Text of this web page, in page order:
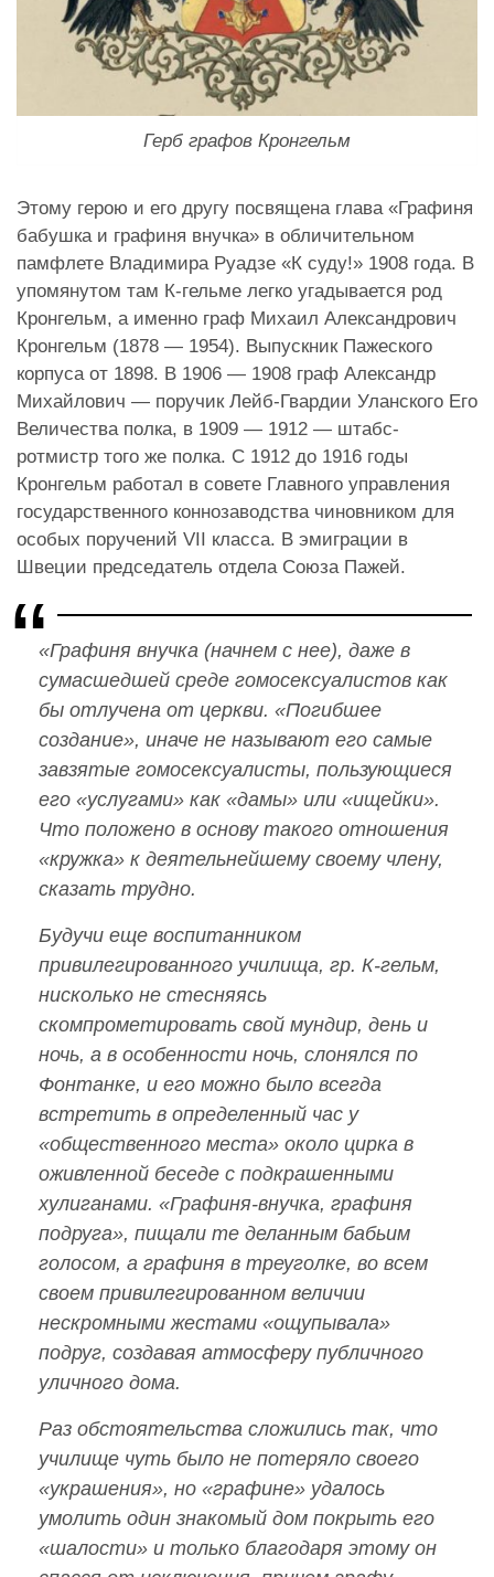
Герб графов Кронгельм
Этому герою и его другу посвящена глава «Графиня
бабушка и графиня внучка» в обличительном
памфлете Владимира Руадзе «К суду!» 1908 года. В
упомянутом там К-гельме легко угадывается род
Кронгельм, а именно граф Михаил Александрович
Кронгельм (1878 — 1954). Выпускник Пажеского
корпуса от 1898. В 1906 — 1908 граф Александр
Михайлович — поручик Лейб-Гвардии Уланского Его
Величества полка, в 1909 — 1912 — штабс-
ротмистр того же полка. С 1912 до 1916 годы
Кронгельм работал в совете Главного управления
государственного коннозаводства чиновником для
особых поручений VII класса. В эмиграции в
Швеции председатель отдела Союза Пажей.
«Графиня внучка (начнем с нее), даже в
сумасшедшей среде гомосексуалистов как
бы отлучена от церкви. «Погибшее
создание», иначе не называют его самые
завзятые гомосексуалисты, пользующиеся
его «услугами» как «дамы» или «ищейки».
Что положено в основу такого отношения
«кружка» к деятельнейшему своему члену,
сказать трудно.
Будучи еще воспитанником
привилегированного училища, гр. К-гельм,
нисколько не стесняясь
скомпрометировать свой мундир, день и
ночь, а в особенности ночь, слонялся по
Фонтанке, и его можно было всегда
встретить в определенный час у
«общественного места» около цирка в
оживленной беседе с подкрашенными
хулиганами. «Графиня-внучка, графиня
подруга», пищали те деланным бабьим
голосом, а графиня в треуголке, во всем
своем привилегированном величии
нескромными жестами «ощупывала»
подруг, создавая атмосферу публичного
уличного дома.
Раз обстоятельства сложились так, что
училище чуть было не потеряло своего
«украшения», но «графине» удалось
умолить один знакомый дом покрыть его
«шалости» и только благодаря этому он